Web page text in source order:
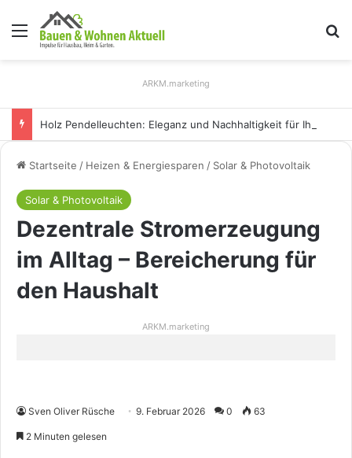
Menü
ARKM.marketing
Startseite / Heizen & Energiesparen / Solar & Photovoltaik
Solar & Photovoltaik
Dezentrale Stromerzeugung
im Alltag – Bereicherung für
den Haushalt
ARKM.marketing
Sven Oliver Rüsche 9. Februar 2026 0 63
2 Minuten gelesen